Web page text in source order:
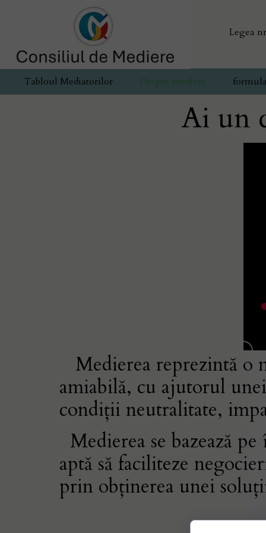
Legea
Tabloul Mediatorilor Despre mediere
Medierea reprezintă o
amiabilă, cu ajutorul
condiții neutralitate,
Medierea se bazează
aptă să faciliteze
prin obținerea unei
Ai un